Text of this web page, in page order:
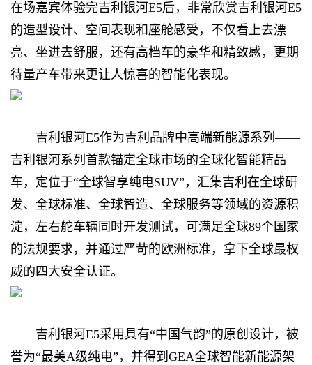
在场嘉宾体验完吉利银河E5后，非常欣赏吉利银河E5
的造型设计、空间表现和座舱感受，不仅看上去漂
亮、坐进去舒服，还有高档车的豪华和精致感，更期
待量产车带来更让人惊喜的智能化表现。
吉利银河E5作为吉利品牌中高端新能源系列——
吉利银河系列首款锚定全球市场的全球化智能精品
车，定位于“全球智享纯电SUV”，汇集吉利在全球研
发、全球标准、全球智造、全球服务等领域的资源积
淀，左右舵车辆同时开发测试，可满足全球89个国家
的法规要求，并通过严苛的欧洲标准，拿下全球最权
威的四大安全认证。
吉利银河E5采用具有“中国气韵”的原创设计，被
誉为“最美A级纯电”，并得到GEA全球智能新能源架